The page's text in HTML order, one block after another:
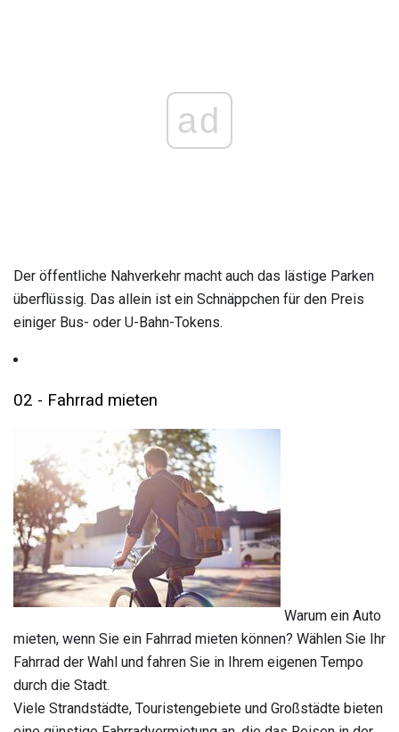
ad
Der öffentliche Nahverkehr macht auch das lästige Parken
überflüssig. Das allein ist ein Schnäppchen für den Preis
einiger Bus- oder U-Bahn-Tokens.
02 - Fahrrad mieten
Warum ein Auto
mieten, wenn Sie ein Fahrrad mieten können? Wählen Sie Ihr
Fahrrad der Wahl und fahren Sie in Ihrem eigenen Tempo
durch die Stadt.
Viele Strandstädte, Touristengebiete und Großstädte bieten